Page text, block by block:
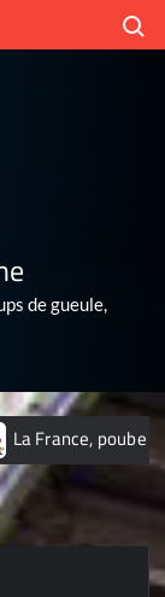
de gueule,
France, poubelle